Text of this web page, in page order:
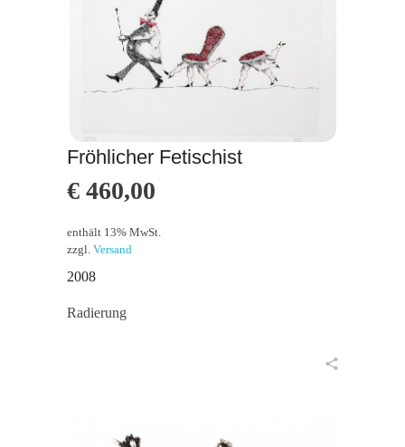
Fröhlicher Fetischist
€ 460,00
enthält 13% MwSt.
zzgl. Versand
2008
Radierung